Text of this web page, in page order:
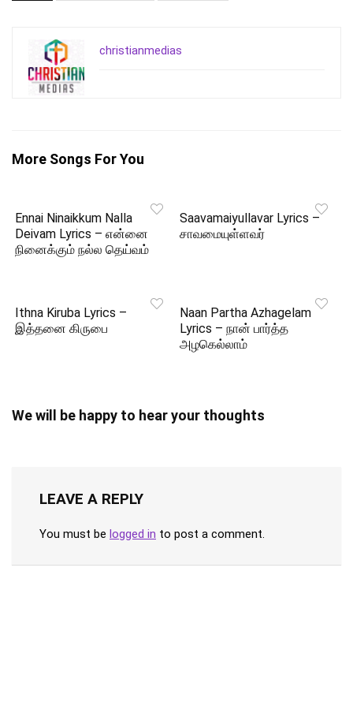
christianmedias
More Songs For You
Ennai Ninaikkum Nalla
Deivam Lyrics – என்னை
நினைக்கும் நல்ல தெய்வம்
Saavamaiyullavar Lyrics –
சாவமையுள்ளவர்
Ithna Kiruba Lyrics –
இத்தனை கிருபை
Naan Partha Azhagelam
Lyrics – நான் பார்த்த
அழகெல்லாம்
We will be happy to hear your thoughts
LEAVE A REPLY
You must be logged in to post a comment.